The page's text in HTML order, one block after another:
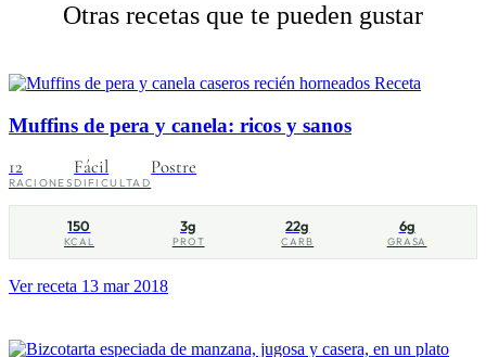
Otras recetas que te pueden gustar
Receta
Muffins de pera y canela: ricos y sanos
12
RACIONES
Fácil
DIFICULTAD
Postre
150
KCAL
3g
PROT
22g
CARB
6g
GRASA
Ver receta 13 mar 2018